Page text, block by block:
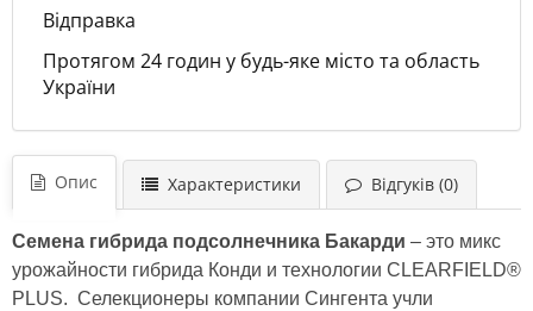
Відправка
Протягом 24 годин у будь-яке місто та область
України
Опис Характеристики Відгуків (0)
Семена гибрида подсолнечника Бакарди – это микс
урожайности гибрида Конди и технологии CLEARFIELD®
PLUS. Селекционеры компании Сингента учли